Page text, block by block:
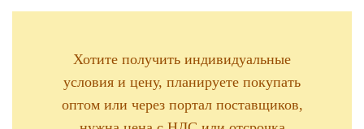
Хотите получить индивидуальные
условия и цену, планируете покупать
оптом или через портал поставщиков,